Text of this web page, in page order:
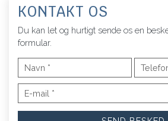
KONTAKT OS
Du kan let og hurtigt sende os en
formular.